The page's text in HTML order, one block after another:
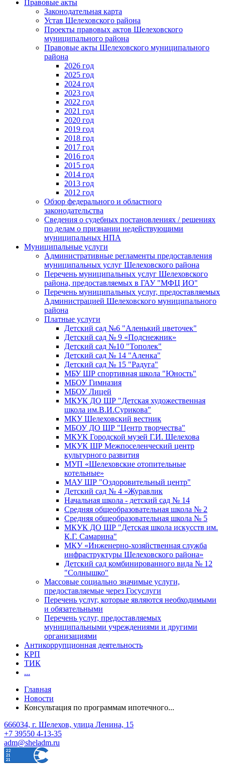
Правовые акты
Законодательная карта
Устав Шелеховского района
Проекты правовых актов Шелеховского
муниципального района
Правовые акты Шелеховского муниципального
района
2026 год
2025 год
2024 год
2023 год
2022 год
2021 год
2020 год
2019 год
2018 год
2017 год
2016 год
2015 год
2014 год
2013 год
2012 год
Обзор федерального и областного
законодательства
Сведения о судебных постановлениях / решениях
по делам о признании недействующими
муниципальных НПА
Муниципальные услуги
Административные регламенты предоставления
муниципальных услуг Шелеховского района
Перечень муниципальных услуг Шелеховского
района, предоставляемых в ГАУ "МФЦ ИО"
Перечень муниципальных услуг, предоставляемых
Администрацией Шелеховского муниципального
района
Платные услуги
Детский сад №6 "Аленький цветочек"
Детский сад № 9 «Подснежник»
Детский сад №10 "Тополек"
Детский сад № 14 "Аленка"
Детский сад № 15 "Радуга"
МБУ ШР спортивная школа "Юность"
МБОУ Гимназия
МБОУ Лицей
МКУК ДО ШР "Детская художественная
школа им.В.И.Сурикова"
МКУ Шелеховский вестник
МБОУ ДО ШР "Центр творчества"
МКУК Городской музей Г.И. Шелехова
МКУК ШР Межпоселенческий центр
культурного развития
МУП «Шелеховские отопительные
котельные»
МАУ ШР "Оздоровительный центр"
Детский сад № 4 «Журавлик
Начальная школа - детский сад № 14
Средняя общеобразовательная школа № 2
Средняя общеобразовательная школа № 5
МКУК ДО ШР "Детская школа искусств им.
К.Г. Самарина"
МКУ «Инженерно-хозяйственная служба
инфраструктуры Шелеховского района»
Детский сад комбинированного вида № 12
"Солнышко"
Массовые социально значимые услуги,
предоставляемые через Госуслуги
Перечень услуг, которые являются необходимыми
и обязательными
Перечень услуг, предоставляемых
муниципальными учреждениями и другими
организациями
Антикоррупционная деятельность
КРП
ТИК
...
Главная
Новости
Консультация по программам ипотечного...
666034, г. Шелехов, улица Ленина, 15
+7 39550 4-13-35
adm@sheladm.ru